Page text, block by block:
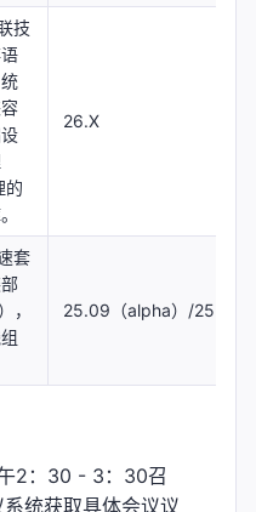
技
的
26.X
套
，
25.09（alpha）/25.12
2：30 - 3：30召
统获取具体会议议